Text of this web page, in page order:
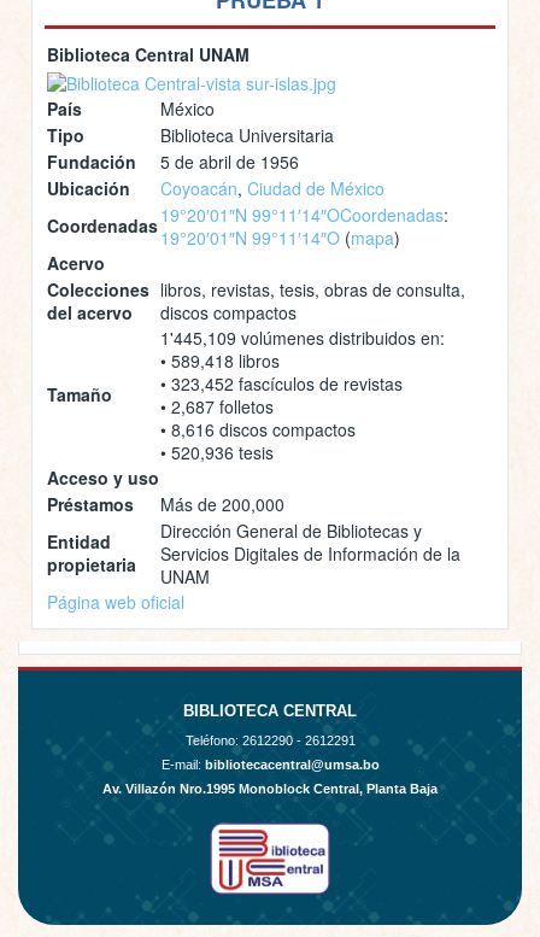
Biblioteca Central UNAM
País
México
Tipo
Biblioteca Universitaria
Fundación
5 de abril de 1956
Ubicación
Coyoacán, Ciudad de México
Coordenadas19°20′01″N 99°11′14″OCoordenadas:
19°20′01″N 99°11′14″O (mapa)
Acervo
Colecciones
del acervo
libros, revistas, tesis, obras de consulta,
discos compactos
Tamaño
1'445,109 volúmenes distribuidos en:
• 589,418 libros
• 323,452 fascículos de revistas
• 2,687 folletos
• 8,616 discos compactos
• 520,936 tesis
Acceso y uso
Préstamos
Más de 200,000
Entidad
propietaria
Dirección General de Bibliotecas y
Servicios Digitales de Información de la
UNAM
Página web oficial
BIBLIOTECA CENTRAL
Teléfono: 2612290 - 2612291
E-mail: bibliotecacentral@umsa.bo
Av. Villazón Nro.1995 Monoblock Central, Planta Baja